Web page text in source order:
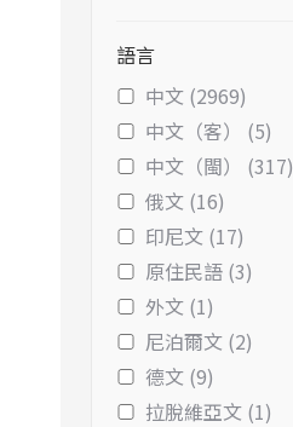
語言
中文 (2969)
中文（客） (5)
中文（閩） (317)
俄文 (16)
印尼文 (17)
原住民語 (3)
外文 (1)
尼泊爾文 (2)
德文 (9)
拉脫維亞文 (1)